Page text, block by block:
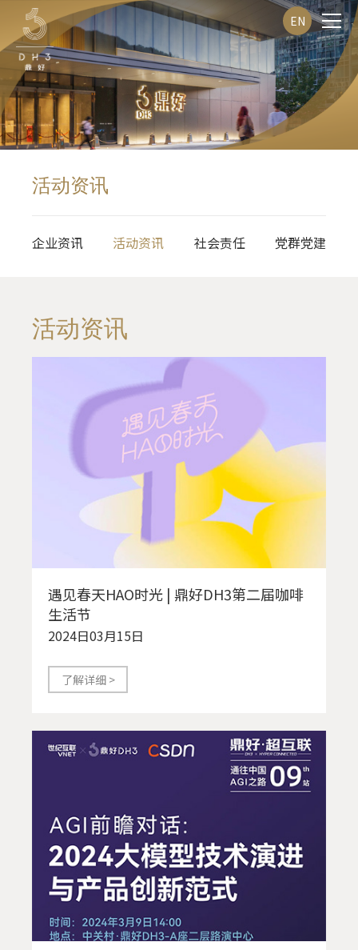
EN
活动资讯
企业资讯 活动资讯 社会责任 党群党建
活动资讯
遇见春天HAO时光 | 鼎好DH3第二届咖啡
生活节
2024日03月15日
了解详细 >